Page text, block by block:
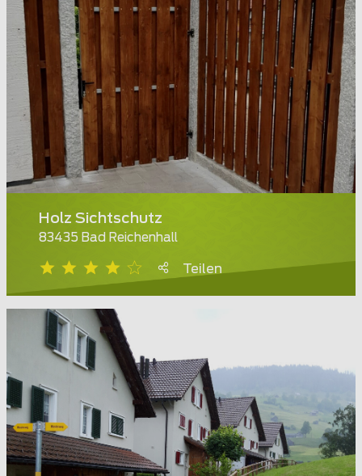
Holz Sichtschutz
83435 Bad Reichenhall
Teilen